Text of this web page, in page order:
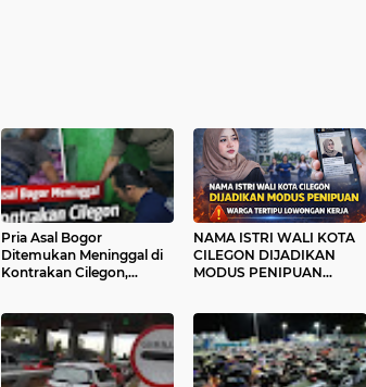
Pria Asal Bogor
Ditemukan Meninggal di
Kontrakan Cilegon,
NAMA ISTRI WALI KOTA
CILEGON DIJADIKAN
MODUS PENIPUAN